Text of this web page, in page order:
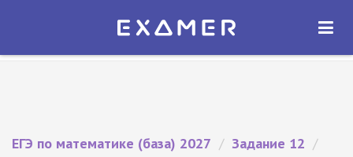
Экзамер — ЕГЭ 2027
ОТКРЫТЬ
ЕГЭ по математике (база) 2027 / Задание 12 /